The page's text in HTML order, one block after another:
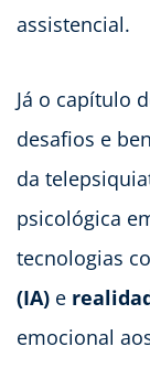
assistencial.
Já o capítulo
desafios e
da
psicológica
tecnologias
(IA) e
emocional